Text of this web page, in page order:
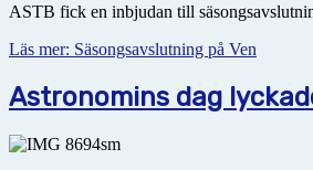
ASTB fick en inbjudan till
Läs mer: Säsongsavslutning på Ven
Astronomins dag